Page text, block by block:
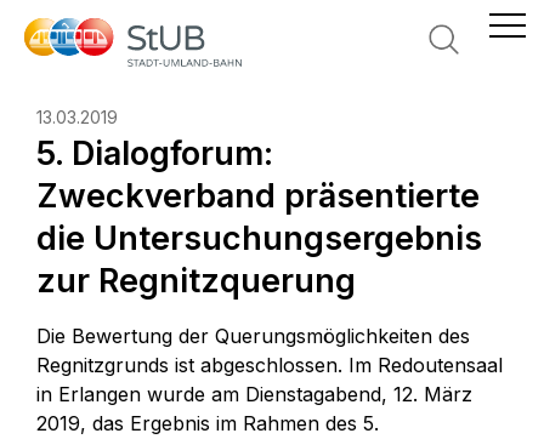
13.03.2019
5. Dialogforum:
Zweckverband präsentierte
die Untersuchungsergebnis
zur Regnitzquerung
Die Bewertung der Querungsmöglichkeiten des
Regnitzgrunds ist abgeschlossen. Im Redoutensaal
in Erlangen wurde am Dienstagabend, 12. März
2019, das Ergebnis im Rahmen des 5.